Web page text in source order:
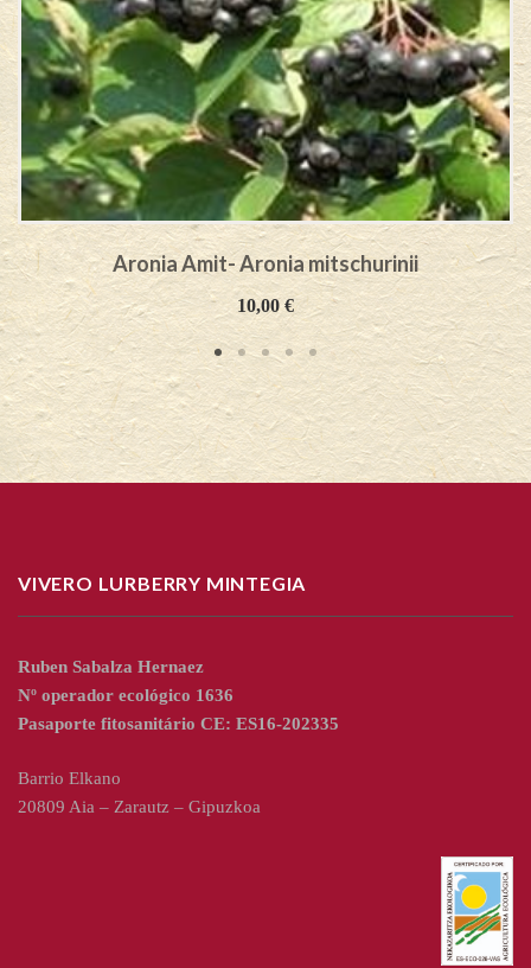
Aronia Amit- Aronia mitschurinii
10,00 €
VIVERO LURBERRY MINTEGIA
Ruben Sabalza Hernaez
Nº operador ecológico 1636
Pasaporte fitosanitário CE: ES16-202335
Barrio Elkano
20809 Aia – Zarautz – Gipuzkoa